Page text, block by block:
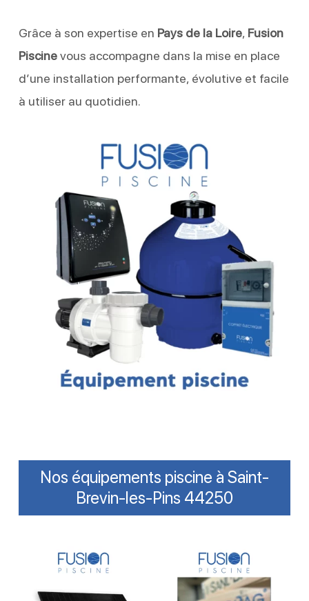
Grâce à son expertise en Pays de la Loire, Fusion
Piscinevous accompagne dans la mise en place
d’une installation performante, évolutive et facile
à utiliser au quotidien.
Nos équipements piscine à Saint-
Brevin-les-Pins 44250